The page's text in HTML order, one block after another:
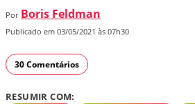
Por Boris Feldman
Publicado em 03/05/2021 às 07h30
30 Comentários
RESUMIR COM: